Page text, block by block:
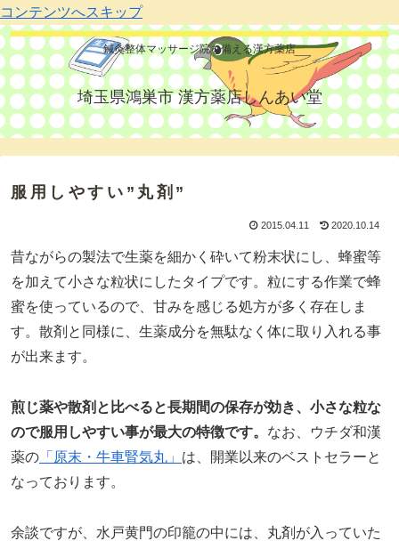
コンテンツへスキップ
鍼灸整体マッサージ院を備える漢方薬店
埼玉県鴻巣市 漢方薬店しんあい堂
服用しやすい”丸剤”
2015.04.11 2020.10.14
昔ながらの製法で生薬を細かく砕いて粉末状にし、蜂蜜等
を加えて小さな粒状にしたタイプです。粒にする作業で蜂
蜜を使っているので、甘みを感じる処方が多く存在しま
す。散剤と同様に、生薬成分を無駄なく体に取り入れる事
が出来ます。
煎じ薬や散剤と比べると長期間の保存が効き、小さな粒な
ので服用しやすい事が最大の特徴です。 なお、ウチダ和漢
薬の 「原末・牛車腎気丸」 は、開業以来のベストセラーと
なっております。
余談ですが、水戸黄門の印籠の中には、丸剤が入っていた